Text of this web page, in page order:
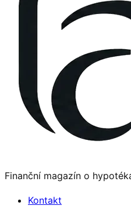
Finanční magazín o
Kontakt